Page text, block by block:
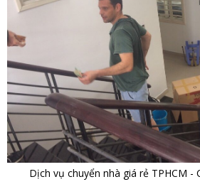
Dịch vụ chuyển nhà giá rẻ TPHCM -